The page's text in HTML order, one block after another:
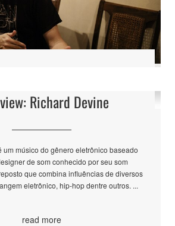
Richard Devine
um músico do gênero eletrônico baseado
de som conhecido por seu som
que combina influências de diversos
eletrônico, hip-hop dentre outros. ...
read more